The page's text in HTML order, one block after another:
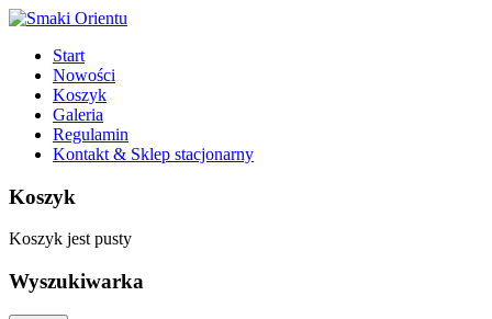
Start
Nowości
Koszyk
Galeria
Regulamin
Kontakt & Sklep stacjonarny
Koszyk
Koszyk jest pusty
Wyszukiwarka